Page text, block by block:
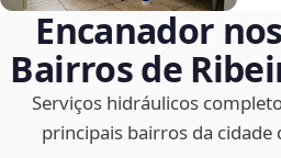
Encanador
Bairros de
Serviços hidráulicos
principais bairros da cidade